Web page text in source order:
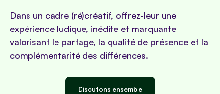
Dans un cadre (ré)créatif, offrez-leur une
expérience ludique, inédite et marquante
valorisant le partage, la qualité de présence et la
complémentarité des différences.
Discutons ensemble